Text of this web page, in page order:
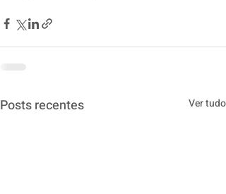
Posts recentes Ver tudo